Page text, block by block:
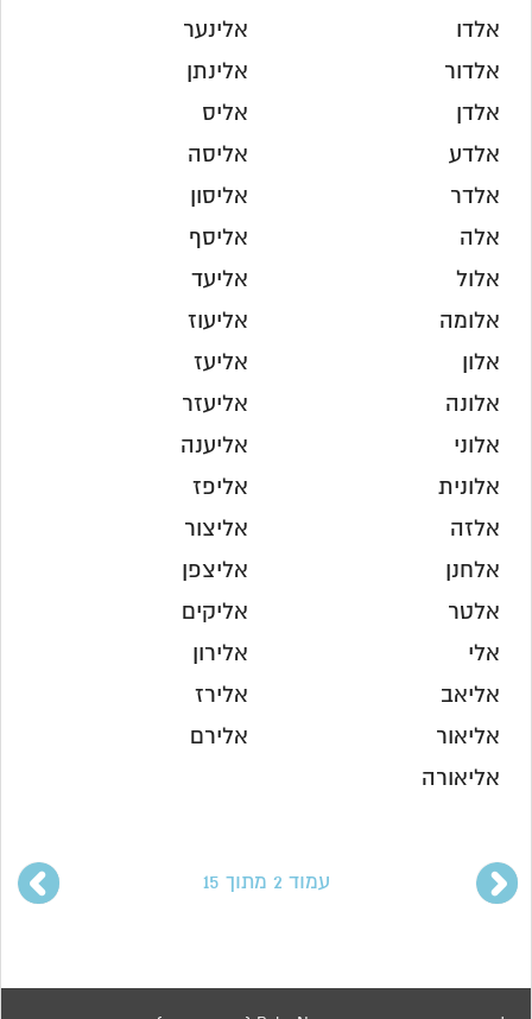
אלדו
אלדור
אלדן
אלדע
אלדר
אלה
אלול
אלומה
אלון
אלונה
אלוני
אלונית
אלזה
אלחנן
אלטר
אלי
אליאב
אליאור
אליאורה
אלינער
אלינתן
אליס
אליסה
אליסון
אליסף
אליעד
אליעוז
אליעז
אליעזר
אליענה
אליפז
אליצור
אליצפן
אליקים
אלירון
אלירז
אלירם
עמוד 2 מתוך 15